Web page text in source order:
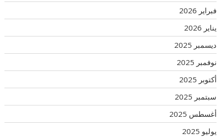
فبراير 2026
يناير 2026
ديسمبر 2025
نوفمبر 2025
أكتوبر 2025
سبتمبر 2025
أغسطس 2025
يوليو 2025